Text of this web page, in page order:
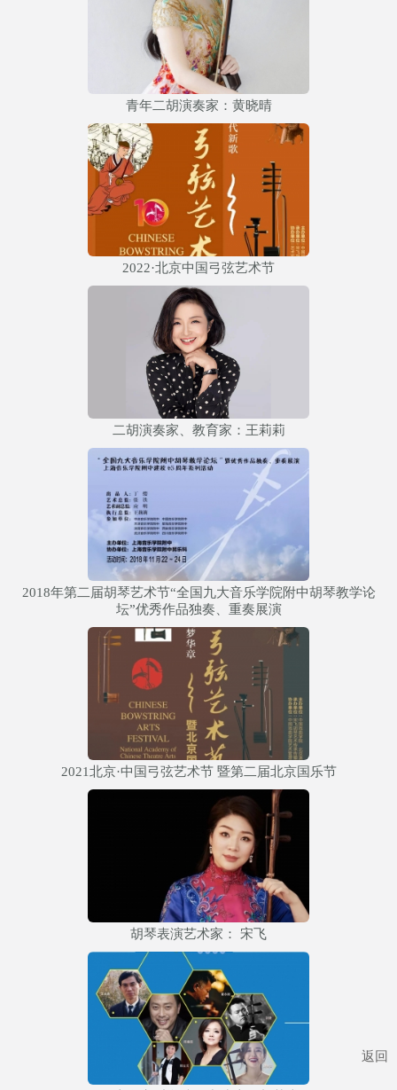
青年二胡演奏家：黄晓晴
2022·北京中国弓弦艺术节
二胡演奏家、教育家：王莉莉
2018年第二届胡琴艺术节“全国九大音乐学院附中胡琴教学论
坛”优秀作品独奏、重奏展演
2021北京·中国弓弦艺术节 暨第二届北京国乐节
胡琴表演艺术家： 宋飞
返回